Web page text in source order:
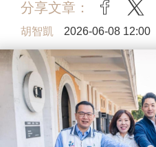
分享文章：
胡智凱 2026-06-08 12:00